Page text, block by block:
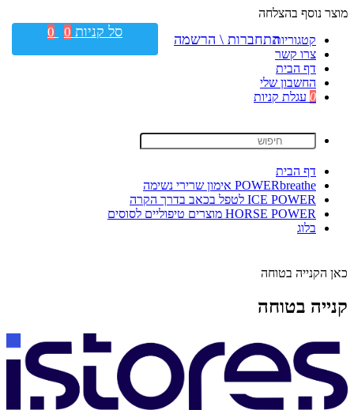
מוצר נוסף בהצלחה
קטגוריות
צרו קשר
דף הבית
החשבון שלי
0 עגלת קניות
דף הבית
POWERbreathe אימון שרירי נשימה
ICE POWER לטפל בכאב בדרך הקרה
HORSE POWER מוצרים טיפוליים לסוסים
בלוג
כאן הקנייה בטוחה
קנייה בטוחה
התחברות \ הרשמה סל קניות 0
0